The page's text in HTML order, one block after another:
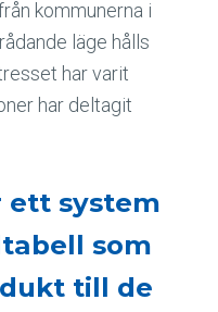
kommunerna i
läge hålls
har varit
har deltagit
ett system
som
till de